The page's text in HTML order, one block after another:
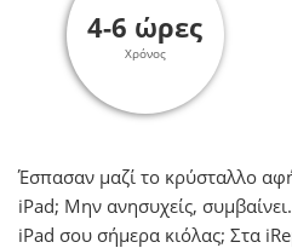
4-6 ώρες
Χρόνος
Έσπασαν μαζί το κρύσταλλο
iPad; Μην ανησυχείς,
iPad σου σήμερα κιόλας; Στα